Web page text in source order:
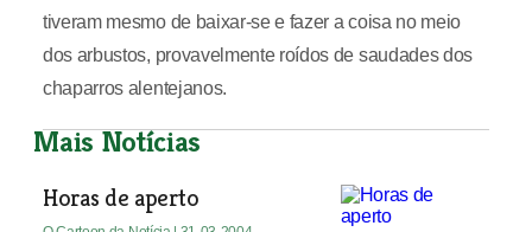
tiveram mesmo de baixar-se e fazer a coisa no meio
dos arbustos, provavelmente roídos de saudades dos
chaparros alentejanos.
Mais Notícias
Horas de aperto